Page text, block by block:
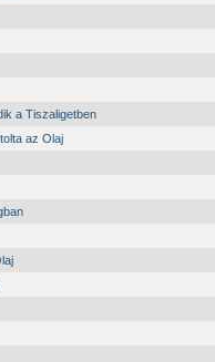
a Tiszaligetben
az Olaj